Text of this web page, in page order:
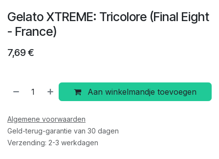
Gelato XTREME: Tricolore (Final Eight
- France)
7,69€
Aan winkelmandje toevoegen
Algemene voorwaarden
Geld-terug-garantie van 30 dagen
Verzending: 2-3 werkdagen